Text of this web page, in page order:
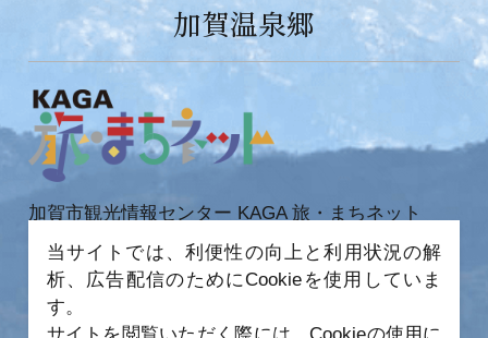
加賀温泉郷
加賀市観光情報センター KAGA 旅・まちネット
〒922-0423
石川県加賀市作見町ヲ6-2 JR 加賀温泉駅内
TEL 0761-72-6678
当サイトでは、利便性の向上と利用状況の解
析、広告配信のためにCookieを使用していま
す。